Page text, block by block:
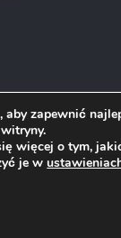
Usług
aby zapewnić
więcej o tym,
je w